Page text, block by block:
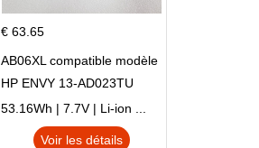
€ 63.65
AB06XL compatible modèle
HP ENVY 13-AD023TU
HSTNN-DB8C 921438-855
TPN-I128
53.16Wh | 7.7V | Li-ion ...
Voir les détails